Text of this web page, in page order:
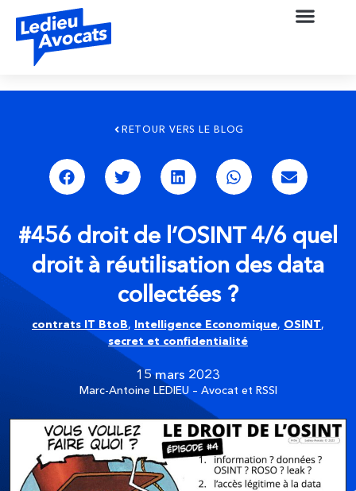
RETOUR VERS LE BLOG
#456 droit de l’OSINT 4/6 quel
droit à réutilisation des data
collectées ?
15 mars 2023
Marc-Antoine LEDIEU – Avocat et RSSI
contrats IT BtoB, Intelligence Economique, OSINT,
secret et confidentialité